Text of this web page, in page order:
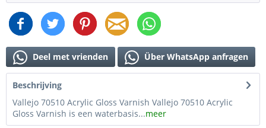
Deel met vrienden Über WhatsApp anfragen
Beschrijving
Vallejo 70510 Acrylic Gloss Varnish Vallejo 70510 Acrylic
Gloss Varnish is een waterbasis...meer